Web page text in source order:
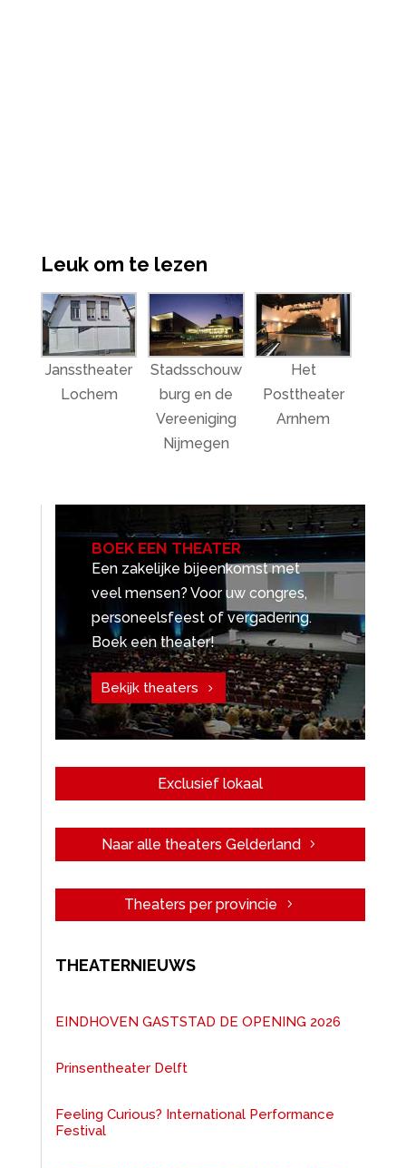
Leuk om te lezen
Jansstheater
Lochem
Stadsschouw
burg en de
Vereeniging
Nijmegen
Het
Posttheater
Arnhem
BOEK EEN THEATER
Een zakelijke bijeenkomst met
veel mensen? Voor uw congres,
personeelsfeest of vergadering.
Boek een theater!
Bekijk theaters
Exclusief lokaal
Naar alle theaters Gelderland
Theaters per provincie
THEATERNIEUWS
EINDHOVEN GASTSTAD DE OPENING 2026
Prinsentheater Delft
Feeling Curious? International Performance
Festival